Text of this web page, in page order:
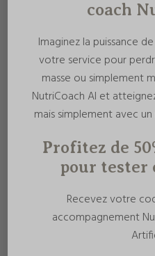
coach
Imaginez la puissance
votre service pour
masse ou simplement
NutriCoach AI et
mais simplement avec
Profitez de
pour tester
Recevez votre
accompagnement